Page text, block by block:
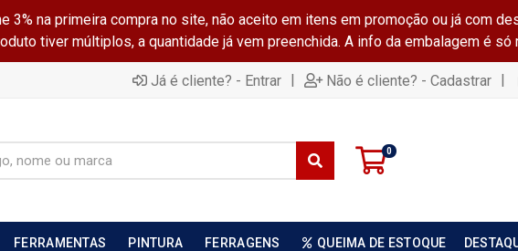
3% na primeira compra no site, não aceito em itens em promoção ou já com
tiver múltiplos, a quantidade já vem preenchida. A info da embalagem é só
Já é cliente? - Entrar | Não é cliente? - Cadastrar |
0
FERRAMENTAS PINTURA FERRAGENS QUEIMA DE ESTOQUE